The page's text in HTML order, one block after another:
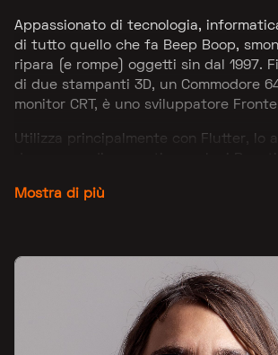
Appassionato di tecnologia,
di tutto quello che fa Beep Boop,
ripara (e rompe) oggetti sin dal 1997.
di due stampanti 3D, un Commodore
monitor CRT, è uno sviluppatore
Utilizza principalmente con Flutter, lo
di QA (forse perché è bravo a rompere
Lamborghini Miura SV.
Mostra di più